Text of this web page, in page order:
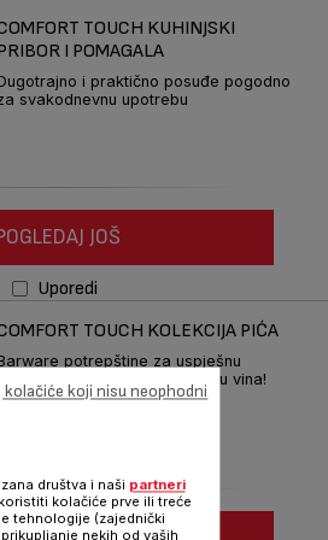
TOUCH KUHINJSKI
I POMAGALA
i praktično posuđe pogodno
svakodnevnu upotrebu
JOŠ
Uporedi
TOUCH KOLEKCIJA PIĆA
potrepštine za uspješnu
pripremu predjela i degustaciju vina!
društva i naši partneri
kolačiće prve ili treće
tehnologije (zajednički
nekih od vaših
kolačiće koji nisu neophodni